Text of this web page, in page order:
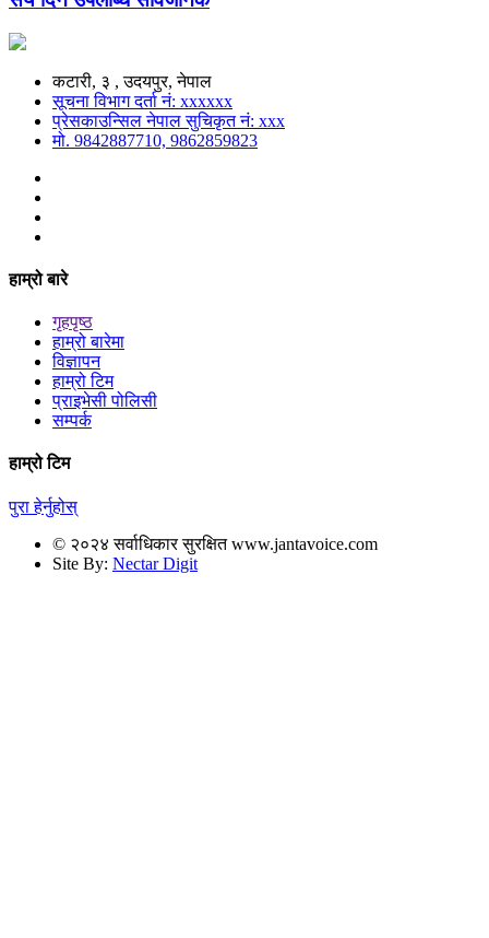
कटारी, ३ , उदयपुर, नेपाल
सूचना विभाग दर्ता नं: xxxxxx
प्रेसकाउन्सिल नेपाल सुचिकृत नं: xxx
मो. 9842887710, 9862859823
हाम्रो बारे
गृहपृष्ठ
हाम्रो बारेमा
विज्ञापन
हाम्रो टिम
प्राइभेसी पोलिसी
सम्पर्क
हाम्रो टिम
पुरा हेर्नुहोस्
© २०२४ सर्वाधिकार सुरक्षित www.jantavoice.com
Site By: Nectar Digit